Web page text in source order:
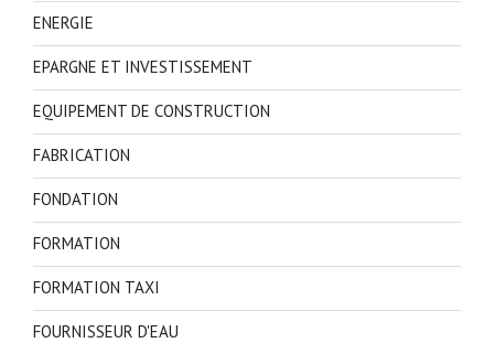
ENERGIE
EPARGNE ET INVESTISSEMENT
EQUIPEMENT DE CONSTRUCTION
FABRICATION
FONDATION
FORMATION
FORMATION TAXI
FOURNISSEUR D'EAU